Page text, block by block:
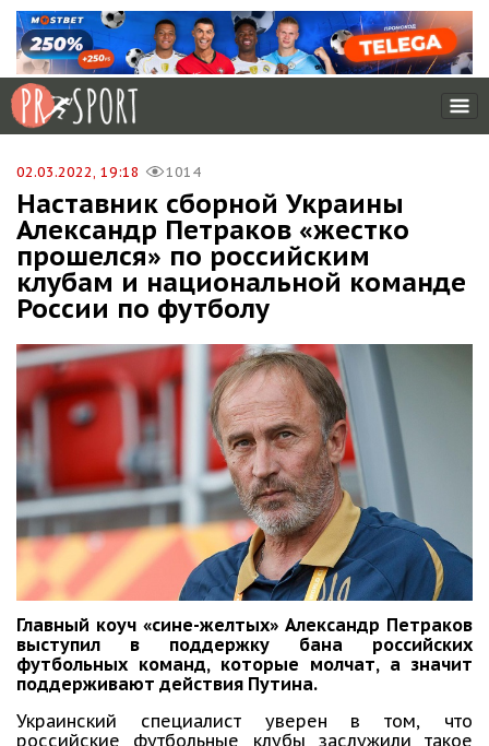
02.03.2022, 19:18 1014
Наставник сборной Украины
Александр Петраков «жестко
прошелся» по российским
клубам и национальной команде
России по футболу
Главный коуч «сине-желтых» Александр Петраков
выступил в поддержку бана российских
футбольных команд, которые молчат, а значит
поддерживают действия Путина.
Украинский специалист уверен в том, что
российские футбольные клубы заслужили такое